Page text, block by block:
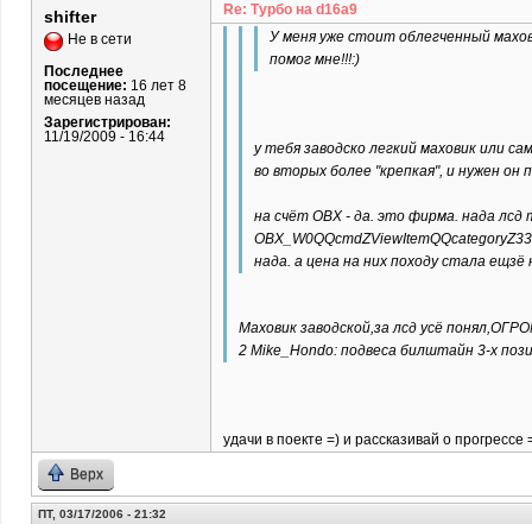
shifter
Не в сети
Последнее
посещение: 16 лет 8
месяцев назад
Зарегистрирован:
11/19/2009 - 16:44
Re: Турбо на d16a9
У меня уже стоит облегченный
помог мне!!!:)
у тебя заводско легкий маховик или
во вторых более "крепкая", и нужен он
на счёт ОВХ - да. это фирма. нада лсд
нада. а цена на них походу стала ещзё
Маховик заводской,за лсд усё
2 Mike_Hondo: подвеса билштайн 3-х
удачи в поекте =) и рассказивай о прогрессе
Верх
ПТ, 03/17/2006 - 21:32